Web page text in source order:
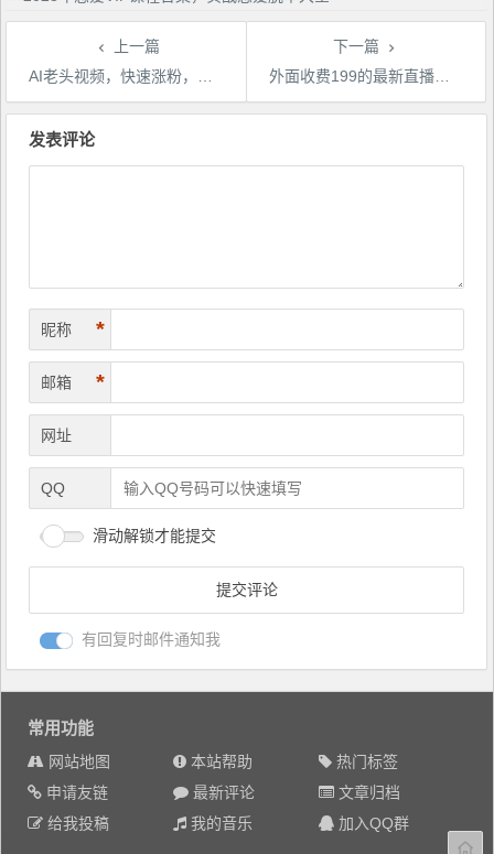
上一篇
AI老头视频，快速涨粉，实操详细教程【付费文章】
下一篇
外面收费199的最新直播间不加热，解决直播间不加热问题（软件＋教程）
文
发表评论
昵称 *
邮箱 *
网址
QQ
滑动解锁才能提交
有回复时邮件通知我
常用功能
网站地图 本站帮助
热门标签
申请友链
最新评论
文章归档
给我投稿
我的音乐 加入QQ群